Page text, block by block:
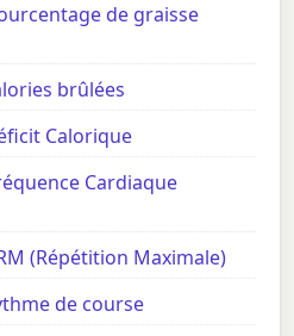
de graisse
brûlées
Calorique
Cardiaque
(Répétition Maximale)
de course